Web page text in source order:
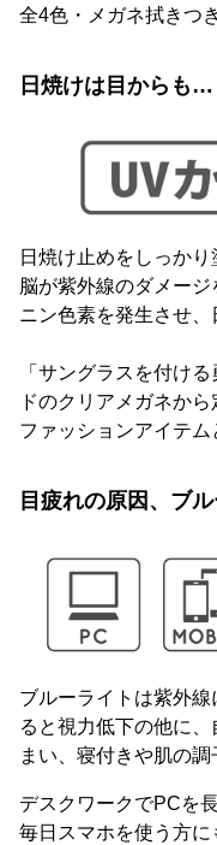
全4色・メガネ拭きつ
日焼けは目からも…
日焼け止めをしっかり
脳が紫外線のダメー
ニン色素を発生させ、
「サングラスを付け
ドのクリアメガネか
ファッションアイテ
目疲れの原因、ブ
ブルーライトは紫外線
ると視力低下の他に
まい、寝付きや肌の調
デスクワークでPCを
毎日スマホを使う方に